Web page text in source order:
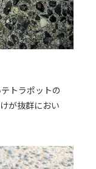
トラポットの
が抜群におい